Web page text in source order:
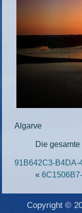
Algarve
Die
91B642C3-B4DA-
«
Copyright ©